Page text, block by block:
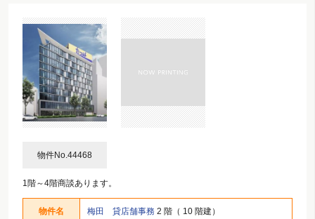
物件No.44468
1階～4階商談あります。
物件名 梅田 貸店舗事務 2 階（ 10 階建）